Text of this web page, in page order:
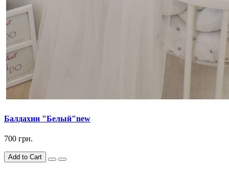
Балдахин "Белый"new
700 грн.
Add to Cart